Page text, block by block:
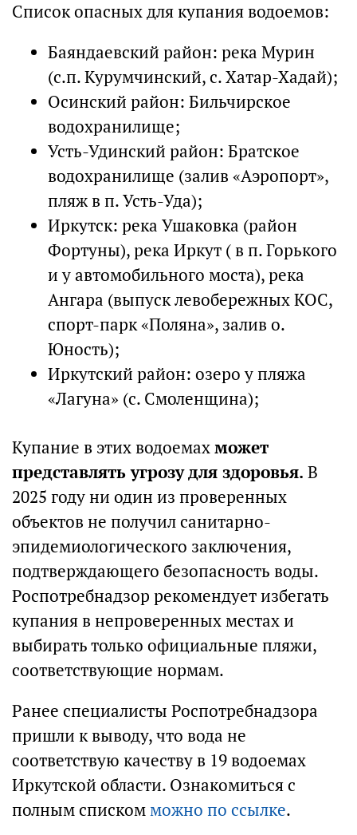
Список опасных для купания водоемов:
Баяндаевский район: река Мурин
(с.п. Курумчинский, с. Хатар-Хадай);
Осинский район: Бильчирское
водохранилище;
Усть-Удинский район: Братское
водохранилище (залив «Аэропорт»,
пляж в п. Усть-Уда);
Иркутск: река Ушаковка (район
Фортуны), река Иркут ( в п. Горького
и у автомобильного моста), река
Ангара (выпуск левобережных КОС,
спорт-парк «Поляна», залив о.
Юность);
Иркутский район: озеро у пляжа
«Лагуна» (с. Смоленщина);
Купание в этих водоемахможет
представлять угрозу для здоровья. В
2025 году ни один из проверенных
объектов не получил санитарно-
эпидемиологического заключения,
подтверждающего безопасность воды.
Роспотребнадзор рекомендует избегать
купания в непроверенных местах и
выбирать только официальные пляжи,
соответствующие нормам.
Ранее специалисты Роспотребнадзора
пришли к выводу, что вода не
соответствую качеству в 19 водоемах
Иркутской области. Ознакомиться с
полным спискомможно по ссылке.